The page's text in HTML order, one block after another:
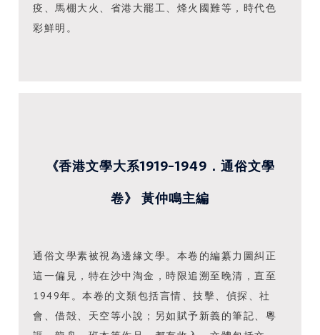
疫、馬棚大火、省港大罷工、烽火國難等，時代色
彩鮮明。
《香港文學大系1919-1949．通俗文學
卷》 黃仲鳴主編
通俗文學素被視為邊緣文學。本卷的編纂力圖糾正
這一偏見，特在沙中淘金，時限追溯至晚清，直至
1949年。本卷的文類包括言情、技擊、偵探、社
會、借殻、天空等小說；另如賦予新義的筆記、粵